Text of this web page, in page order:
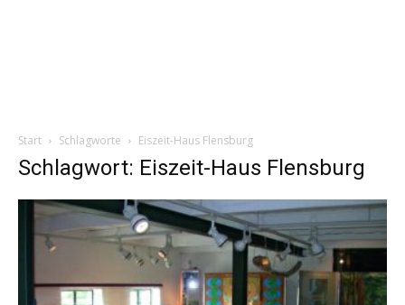
Start Schlagworte Eiszeit-Haus Flensburg
Schlagwort: Eiszeit-Haus Flensburg